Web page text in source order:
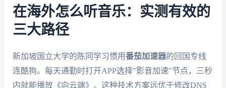
在海外怎么听音乐：实测有效的
三大路径
新加坡国立大学的陈同学习惯用番茄加速器的回国专线
连酷狗。每天通勤时打开APP选择"影音加速"节点，三秒
内就能播放《向云端》。这种技术方案远优于修改DNS